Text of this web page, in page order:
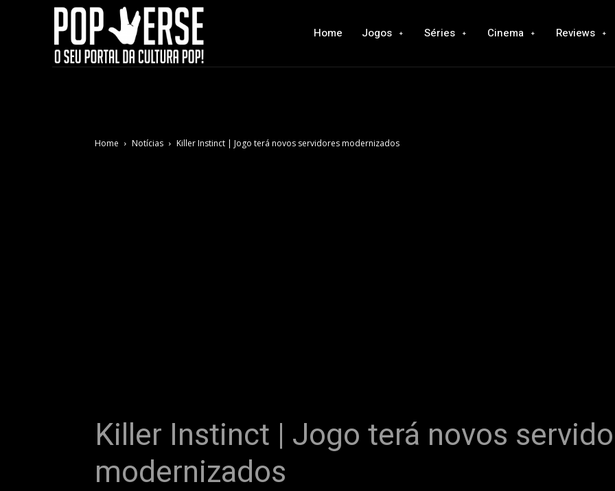
Home Jogos Séries Cinema Reviews
Home Notícias Killer Instinct | Jogo terá novos servidores modernizados
Killer Instinct | Jogo terá novos
modernizados